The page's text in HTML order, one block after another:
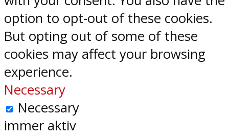
option to opt-out of these cookies.
But opting out of some of these
cookies may affect your browsing
experience.
Necessary
Necessary
immer aktiv